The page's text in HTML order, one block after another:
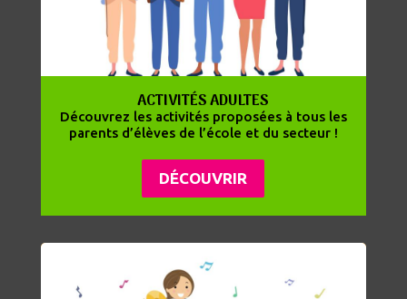
ACTIVITÉS ADULTES
Découvrez les activités proposées à tous les
parents d’élèves de l’école et du secteur !
DÉCOUVRIR